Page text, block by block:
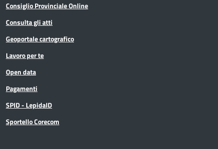
Consiglio Provinciale Online
Consulta gli atti
Geoportale cartografico
Lavoro per te
Open data
Pagamenti
SPID - LepidaID
Sportello Corecom